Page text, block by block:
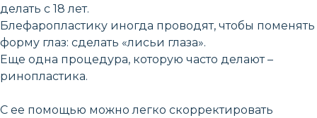
делать с 18 лет.
Блефаропластику иногда проводят, чтобы поменять
форму глаз: сделать «лисьи глаза».
Еще одна процедура, которую часто делают –
ринопластика.
С ее помощью можно легко скорректировать